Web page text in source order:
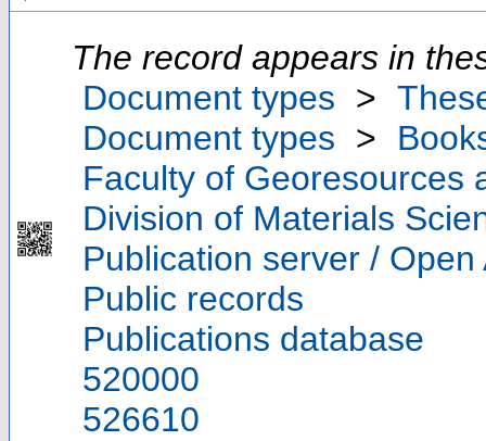
The record appears in
Document types >
Document types >
Faculty of Georesources
Division of Materials
Publication server / Open
Public records
Publications database
520000
526610